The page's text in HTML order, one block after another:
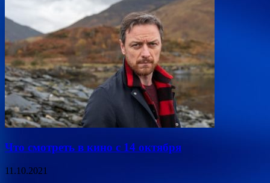
Что смотреть в кино с 14 октября
11.10.2021